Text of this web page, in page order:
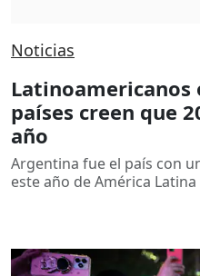
Noticias
Latinoamericanos
países creen que
año
Argentina fue el país con
este año de América Latina